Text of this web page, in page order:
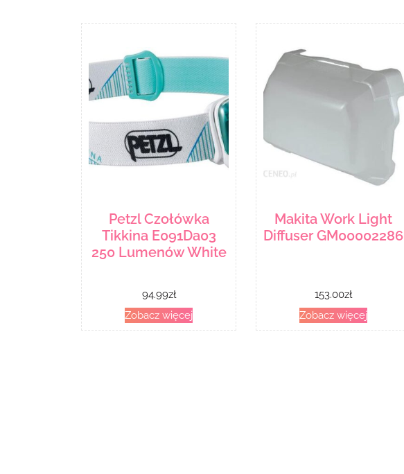
Petzl Czołówka
Tikkina E091Da03
250 Lumenów White
94.99zł
Zobacz więcej
Makita Work Light
Diffuser GM00002286
153.00zł
Zobacz więcej